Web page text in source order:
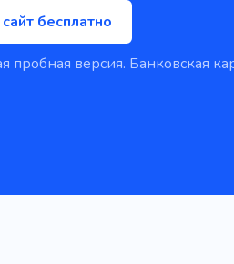
бесплатно
пробная версия. Банковская